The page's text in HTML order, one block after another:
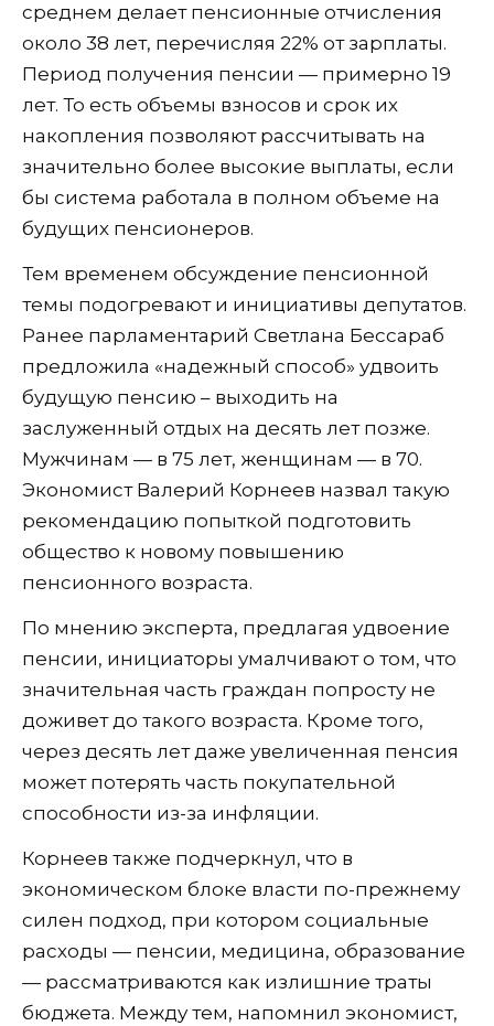
среднем делает пенсионные отчисления
около 38 лет, перечисляя 22% от зарплаты.
Период получения пенсии — примерно 19
лет. То есть объемы взносов и срок их
накопления позволяют рассчитывать на
значительно более высокие выплаты, если
бы система работала в полном объеме на
будущих пенсионеров.
Тем временем обсуждение пенсионной
темы подогревают и инициативы депутатов.
Ранее парламентарий Светлана Бессараб
предложила «надежный способ» удвоить
будущую пенсию – выходить на
заслуженный отдых на десять лет позже.
Мужчинам — в 75 лет, женщинам — в 70.
Экономист Валерий Корнеев назвал такую
рекомендацию попыткой подготовить
общество к новому повышению
пенсионного возраста.
По мнению эксперта, предлагая удвоение
пенсии, инициаторы умалчивают о том, что
значительная часть граждан попросту не
доживет до такого возраста. Кроме того,
через десять лет даже увеличенная пенсия
может потерять часть покупательной
способности из-за инфляции.
Корнеев также подчеркнул, что в
экономическом блоке власти по-прежнему
силен подход, при котором социальные
расходы — пенсии, медицина, образование
— рассматриваются как излишние траты
бюджета. Между тем, напомнил экономист,